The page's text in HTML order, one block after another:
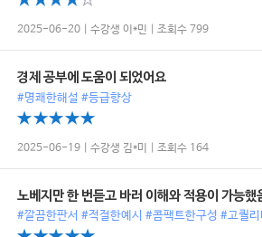
2025-06-20 | 수강생 이*민 | 조회수 799
경제 공부에 도움이 되었어요
#명쾌한해설 #등급향상
2025-06-19 | 수강생 김*미 | 조회수 164
노베지만 한 번듣고 바러 이해와 적용이 가능했
#깔끔한판서 #적절한예시 #콤팩트한구성 #고퀄